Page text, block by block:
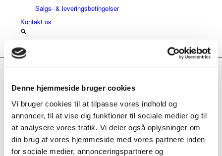
Denne hjemmeside bruger cookies
Vi bruger cookies til at tilpasse vores indhold og
annoncer, til at vise dig funktioner til sociale medier og til
at analysere vores trafik. Vi deler også oplysninger om
din brug af vores hjemmeside med vores partnere inden
for sociale medier, annonceringspartnere og
Salgs- & leveringsbetingelser
Kontakt os
hdt.
Alba muf/nip med alm. hdt.
Share this entry